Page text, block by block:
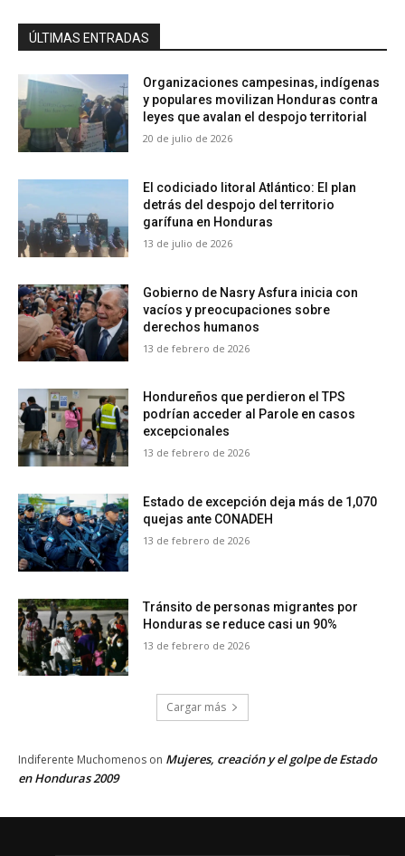
ÚLTIMAS ENTRADAS
Organizaciones campesinas, indígenas
y populares movilizan Honduras contra
leyes que avalan el despojo territorial
20 de julio de 2026
El codiciado litoral Atlántico: El plan
detrás del despojo del territorio
garífuna en Honduras
13 de julio de 2026
Gobierno de Nasry Asfura inicia con
vacíos y preocupaciones sobre
derechos humanos
13 de febrero de 2026
Hondureños que perdieron el TPS
podrían acceder al Parole en casos
excepcionales
13 de febrero de 2026
Estado de excepción deja más de 1,070
quejas ante CONADEH
13 de febrero de 2026
Tránsito de personas migrantes por
Honduras se reduce casi un 90%
13 de febrero de 2026
Cargar más
Indiferente Muchomenos on Mujeres, creación y el golpe de Estado
en Honduras 2009